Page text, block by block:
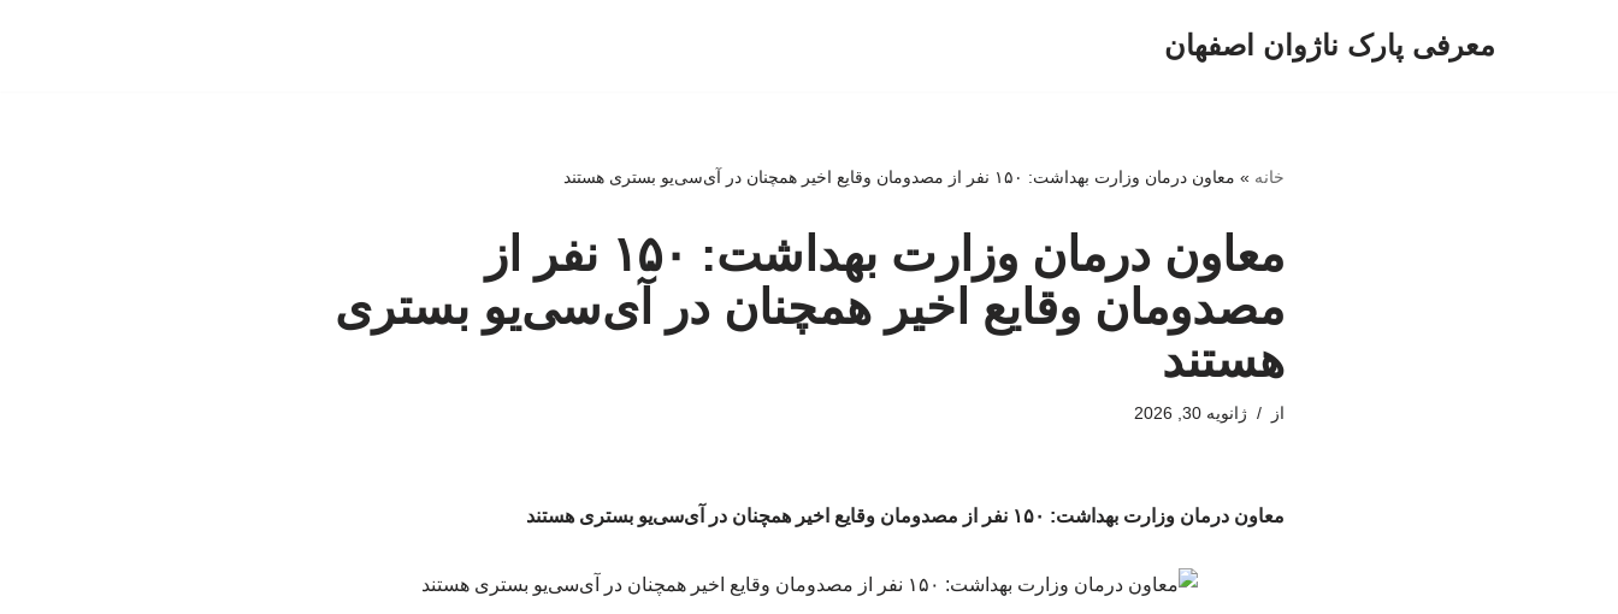
معرفی پارک ناژوان اصفهان
خانه » معاون درمان وزارت بهداشت: ۱۵۰ نفر از مصدومان وقایع اخیر همچنان در آی‌سی‌یو بستری هستند
معاون درمان وزارت بهداشت: ۱۵۰ نفر از
مصدومان وقایع اخیر همچنان در آی‌سی‌یو بستری
هستند
از ژانویه 30, 2026
معاون درمان وزارت بهداشت: ۱۵۰ نفر از مصدومان وقایع اخیر همچنان در آی‌سی‌یو بستری هستند